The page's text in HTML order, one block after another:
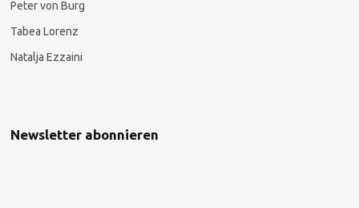
Peter von Burg
Tabea Lorenz
Natalja Ezzaini
Newsletter abonnieren